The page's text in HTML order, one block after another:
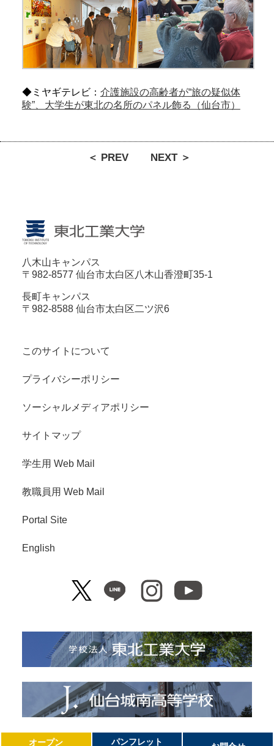
◆ミヤギテレビ： 介護施設の高齢者が“旅の疑似体
験”、大学生が東北の名所のパネル飾る（仙台市）
＜ PREV NEXT ＞
八木山キャンパス
〒982-8577 仙台市太白区八木山香澄町35-1
長町キャンパス
〒982-8588 仙台市太白区二ツ沢6
このサイトについて
プライバシーポリシー
ソーシャルメディアポリシー
サイトマップ
学生用 Web Mail
教職員用 Web Mail
Portal Site
English
Copyright© Tohoku Institute of Technology. All Right Reserved.
オープン パンフレット